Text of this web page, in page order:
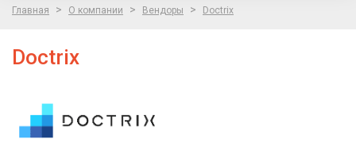
Главная > О компании > Вендоры > Doctrix
Doctrix